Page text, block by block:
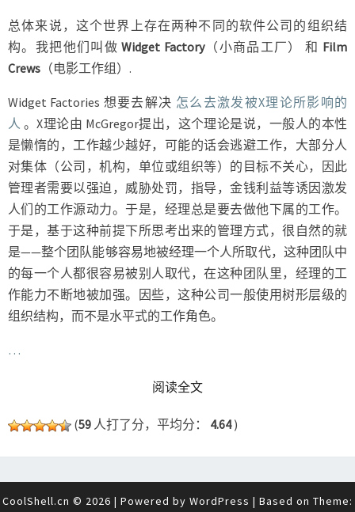
总体来说，这个世界上存在两种不同的软件公司的组织结
构。我把他们叫做Widget Factory（小商品工厂） 和 Film
Crews （电影工作组）.
Widget Factories 想要去解决 怎么去激发被X理论所影响的
人 。X理论由 McGregor提出，这个理论是说，一般人的本性
是懒惰的，工作越少越好，可能的话会逃避工作，大部分人
对集体（公司，机构，单位或组织等）的目标不关心，因此
管理者需要以强迫，威胁处罚，指导，金钱利益等诱因激发
人们的工作源动力。于是，经理总是要去做他下属的工作。
于是，基于这种前提下所思考出来的管理方式，很自然的就
是——整个团队能够容易地被经理一个人所取代，这种团队中
的每一个人都很容易被别人取代，在这种团队里，经理的工
作能力不断地被加强。因些，这种公司一般使用树形层级的
组织结构，而不是水平式的工作角色。
…
阅读全文READ MORE
(59 人打了分，平均分： 4.64)
CoolShell.cn © 2026 | Powered by WordPress | Based on Theme: